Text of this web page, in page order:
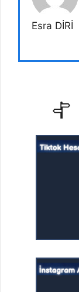
Esra DİRİ